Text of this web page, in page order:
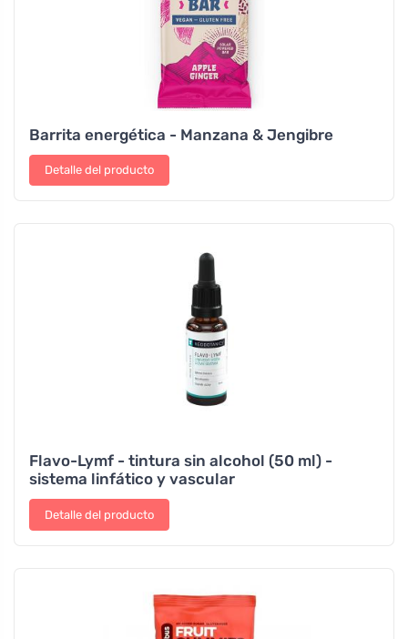
Barrita energética - Manzana & Jengibre
Detalle del producto
Flavo-Lymf - tintura sin alcohol (50 ml) -
sistema linfático y vascular
Detalle del producto